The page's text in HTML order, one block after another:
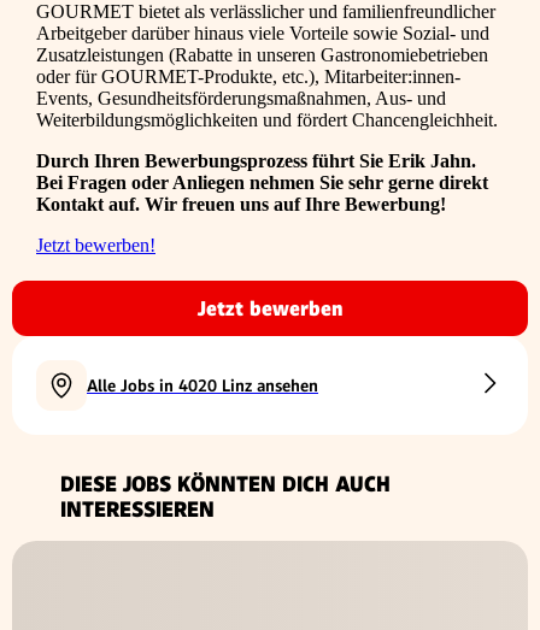
GOURMET bietet als verlässlicher und familienfreundlicher
Arbeitgeber darüber hinaus viele Vorteile sowie Sozial- und
Zusatzleistungen (Rabatte in unseren Gastronomiebetrieben
oder für GOURMET-Produkte, etc.), Mitarbeiter:innen-
Events, Gesundheitsförderungsmaßnahmen, Aus- und
Weiterbildungsmöglichkeiten und fördert Chancengleichheit.
Durch Ihren Bewerbungsprozess führt Sie Erik Jahn.
Bei Fragen oder Anliegen nehmen Sie sehr gerne direkt
Kontakt auf. Wir freuen uns auf Ihre Bewerbung!
Jetzt bewerben!
Jetzt bewerben
Alle Jobs in 4020 Linz ansehen
DIESE JOBS KÖNNTEN DICH AUCH
INTERESSIEREN